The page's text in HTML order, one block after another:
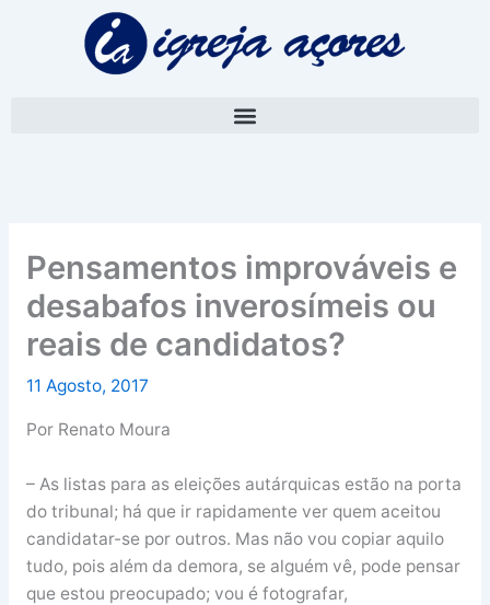
Pensamentos improváveis e
desabafos inverosímeis ou
reais de candidatos?
11 Agosto, 2017
Por Renato Moura
– As listas para as eleições autárquicas estão na porta
do tribunal; há que ir rapidamente ver quem aceitou
candidatar-se por outros. Mas não vou copiar aquilo
tudo, pois além da demora, se alguém vê, pode pensar
que estou preocupado; vou é fotografar,